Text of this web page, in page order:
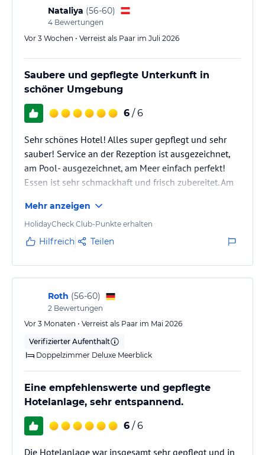
Hinweis: Allgemeine und unverbindliche
Hoteliers-/Veranstalter-/Kataloginformationen. Alle Angaben
ohne Gewähr und ohne Prüfung durch HolidayCheck. Bitte
Nataliya (56-60)
4 Bewertungen
Vor 3 Wochen • Verreist als Paar im Juli 2026
Saubere und gepflegte Unterkunft in
schöner Umgebung
6 / 6
Sehr schönes Hotel! Alles super gepflegt und sehr
sauber! Service an der Rezeption ist ausgezeichnet,
am Pool- ausgezeichnet, am Meer einfach perfekt!
Essen ist sehr schmackhaft und frisch zubereitet. Am
sauber! Es gibt immer genügend Liegen
(Kostenpflichtig), Strandhantüche sind sauber und es
gibt keine Probleme einen frischen zu bekommen.
kleinen Stadt kostet ca 5-6 Euro.. Umgebung ist
einfach nur…
Mehr anzeigen
HolidayCheck Club-Punkte erhalten
Hilfreich Teilen
Roth (56-60)
2 Bewertungen
Vor 3 Monaten • Verreist als Paar im Mai 2026
Verifizierter Aufenthalt
Doppelzimmer Deluxe Meerblick
Eine empfehlenswerte und gepflegte
Hotelanlage, sehr entspannend.
6 / 6
Die Hotelanlage war insgesamt sehr gepflegt und in